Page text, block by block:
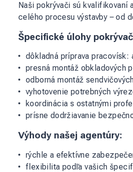
Naši pokrývači sú
celého procesu výstavby – od
Špecifické úlohy
dôkladná príprava pracovísk:
presná montáž obkladových
odborná montáž
vyhotovenie potrebných
koordinácia s ostatnými
prísne dodržiavanie
Výhody našej agentúry:
rýchle a efektívne
flexibilita podľa vašich